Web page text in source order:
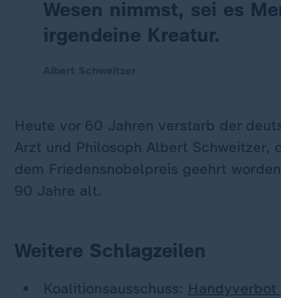
Wesen nimmst, sei es
irgendeine Kreatur.
Heute vor 60 Jahren verstarb der
Arzt und Philosoph Albert Schweitzer,
dem Friedensnobelpreis geehrt
90 Jahre alt.
Weitere Schlagzeilen
Koalitionsausschuss: Handyverbot